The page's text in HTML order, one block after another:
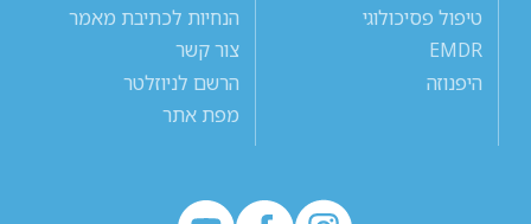
טיפול פסיכולוגי
EMDR
היפנוזה
הנחיות לכתיבת מאמר
צור קשר
הרשם לניוזלטר
מפת אתר